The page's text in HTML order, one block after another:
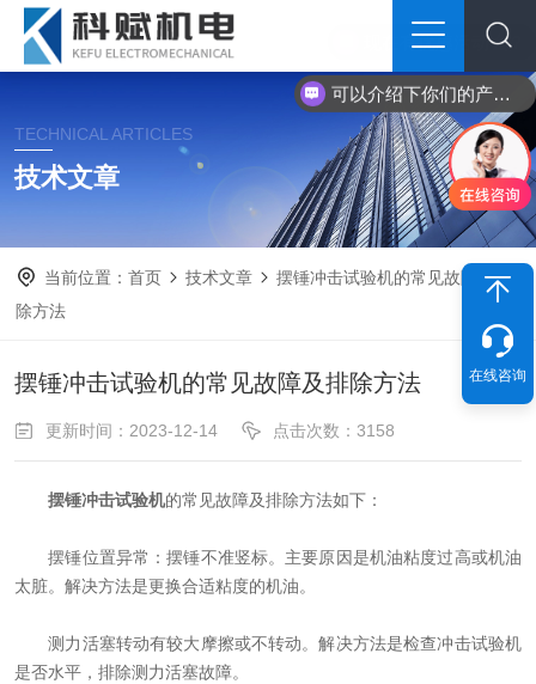
TECHNICAL ARTICLES
技术文章
当前位置：首页 技术文章
摆锤冲击试验机的常见故障及排
除方法
摆锤冲击试验机的常见故障及排除方法
更新时间：2023-12-14 点击次数：3158
摆锤冲击试验机的常见故障及排除方法如下：
摆锤位置异常：摆锤不准竖标。主要原因是机油粘度过高或机油
太脏。解决方法是更换合适粘度的机油。
测力活塞转动有较大摩擦或不转动。解决方法是检查冲击试验机
是否水平，排除测力活塞故障。
在线咨询
可以介绍下你们的产品么？